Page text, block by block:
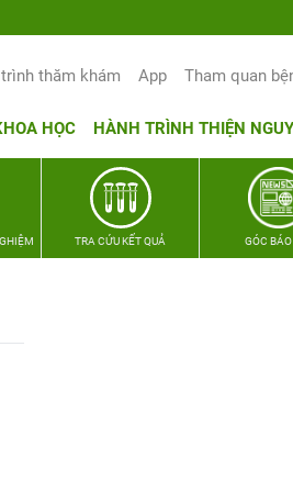
thăm khám App Tham quan
HỌC HÀNH TRÌNH THIỆN
TRA CỨU KẾT QUẢ GÓC